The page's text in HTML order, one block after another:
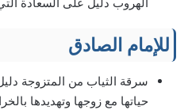
للإمام الصادق
سرقة الثياب من المتزوجة
حياتها مع زوجها وتهديدها